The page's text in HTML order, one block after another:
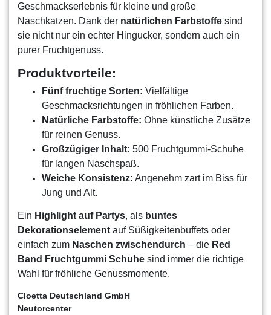
Geschmackserlebnis für kleine und große
Naschkatzen. Dank der natürlichen Farbstoffe sind
sie nicht nur ein echter Hingucker, sondern auch ein
purer Fruchtgenuss.
Produktvorteile:
Fünf fruchtige Sorten: Vielfältige
Geschmacksrichtungen in fröhlichen Farben.
Natürliche Farbstoffe: Ohne künstliche Zusätze
für reinen Genuss.
Großzügiger Inhalt: 500 Fruchtgummi-Schuhe
für langen Naschspaß.
Weiche Konsistenz: Angenehm zart im Biss für
Jung und Alt.
Ein Highlight auf Partys, als buntes
Dekorationselement auf Süßigkeitenbuffets oder
einfach zum Naschen zwischendurch – die Red
Band Fruchtgummi Schuhe sind immer die richtige
Wahl für fröhliche Genussmomente.
Cloetta Deutschland GmbH
Neutorcenter